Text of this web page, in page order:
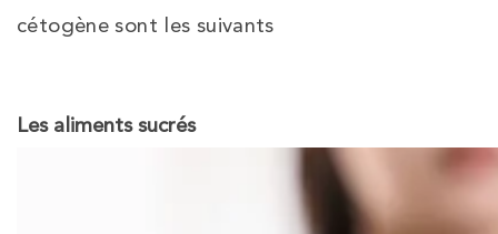
cétogène sont les suivants
Les aliments sucrés